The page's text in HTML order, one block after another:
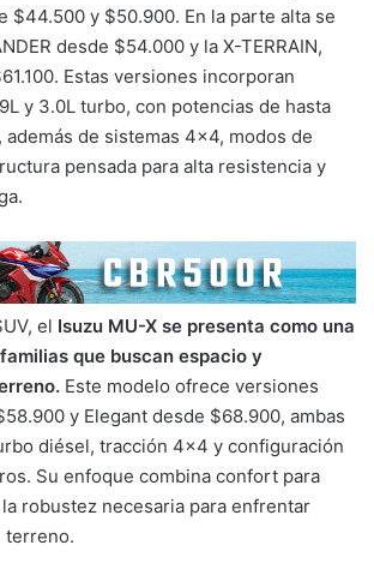
$44.500 y $50.900. En la parte alta se
desde $54.000 y la X-TERRAIN,
Estas versiones incorporan
y 3.0L turbo, con potencias de hasta
además de sistemas 4×4, modos de
pensada para alta resistencia y
el Isuzu MU-X se presenta como una
que buscan espacio y
Este modelo ofrece versiones
y Elegant desde $68.900, ambas
diésel, tracción 4×4 y configuración
Su enfoque combina confort para
robustez necesaria para enfrentar
terreno.